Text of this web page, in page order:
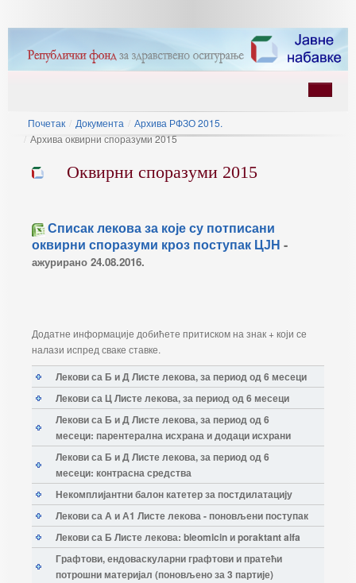
Почетак / Документа / Архива РФЗО 2015.
/ Архива оквирни споразуми 2015
Оквирни споразуми 2015
Списак лекова за које су потписани
оквирни споразуми кроз поступак ЦЈН -
ажурирано 24.08.2016.
Додатне информације добићете притиском на знак + који се
налази испред сваке ставке.
Лекови са Б и Д Листе лекова, за период од 6 месеци
Лекови са Ц Листе лекова, за период од 6 месеци
Лекови са Б и Д Листе лекова, за период од 6
месеци: парентерална исхрана и додаци исхрани
Лекови са Б и Д Листе лекова, за период од 6
месеци: контрасна средства
Некомплијантни балон катетер за постдилатацију
Лекови са А и А1 Листе лекова - поновљени поступак
Лекови са Б Листе лекова: bleomicin и poraktant alfa
Графтови, ендоваскуларни графтови и пратећи
потрошни материјал (поновљено за 3 партије)